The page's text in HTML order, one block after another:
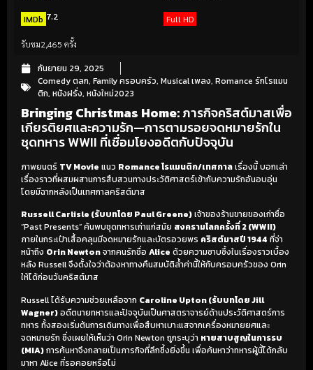
IMDb 7.2 Full HD
รับชม2,465 ครั้ง
กันยายน 29, 2025
Comedy ตลก, Family ครอบครัว, Musical เพลง, Romance รักโรแมน
ติก, หนังฝรั่ง, หนังใหม่2023
Bringing Christmas Home:ภารกิจคริสต์มาสเพื่อ
เกียรติยศและความรัก—การตามรอยจดหมายรักใน
ชุดทหาร WWII ที่เชื่อมโยงอดีตกับปัจจุบัน
ภาพยนตร์ TV Movie แนว Romance โรแมนติก/เทศกาลเรื่องนี้ บอกเล่า
เรื่องราวที่ผสมผสานการสืบสวนทางประวัติศาสตร์เข้ากับความรักอันอบอุ่น
โดยมีฉากหลังเป็นเทศกาลคริสต์มาส
Russell Carlisle (รับบทโดย Paul Greene)เจ้าของร้านขายของเก่าชื่อ
“Past Presents” ค้นพบชุดทหารเก่าแก่สมัย สงครามโลกครั้งที่ 2 (WWII)
ภายในกระเป๋าเสื้อคลุมมีจดหมายรักและบัตรอวยพร คริสต์มาสปี 1944 ที่จ่า
หน้าถึง Orin Newtonจากคนรักชื่อ Alice ด้วยความซาบซึ้งในเรื่องราวเบื้อง
หลัง Russell จึงตั้งใจว่าต้องหาทางคืนสมบัติล้ำค่านี้ให้กับครอบครัวของ Orin
ให้ได้ก่อนวันคริสต์มาส
Russell ได้รับความช่วยเหลือจาก Caroline Upton (รับบทโดย Jill
Wagner)อดีตนายทหารและปัจจุบันเป็นศาสตราจารย์ด้านประวัติศาสตร์การ
ทหาร ทั้งสองเริ่มต้นการเดินทางเพื่อสืบหาเบาะแสจากเครื่องหมายยศและ
จดหมายรัก ซึ่งเผยให้เห็นว่า Orin Newton ถูกระบุว่า หายสาบสูญในการรบ
(MIA)การค้นหาจึงกลายเป็นภารกิจที่ลึกซึ้งยิ่งขึ้น เพื่อค้นหาว่าทหารผู้นี้ได้กลับ
มาหา Alice ที่รอคอยหรือไม่